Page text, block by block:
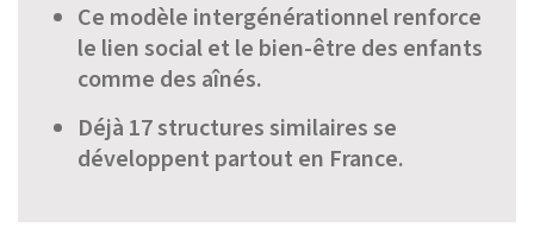
Ce modèle intergénérationnel renforce
le lien social et le bien-être des enfants
comme des aînés.
Déjà 17 structures similaires se
développent partout en France.